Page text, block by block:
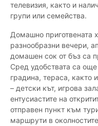
телевизия, както и
групи или семейства.
Домашно приготвената
разнообразни вечери,
домашен сок от бъз са
Сред удобствата са
градина, тераса, както
– детски кът, игрова
ентусиастите на
отправен пункт към
маршрути в